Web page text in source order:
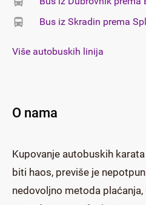
Bus iz Skradin prema
Više autobuskih linija
O nama
Kupovanje autobuskih
biti haos, previše je
nedovoljno metoda